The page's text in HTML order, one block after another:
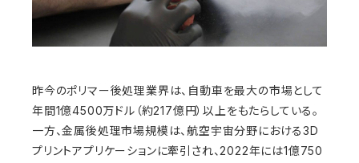
昨今のポリマー後処理業界は、自動車を最大の市場として
年間1億4500万ドル（約217億円）以上をもたらしている。
一方、金属後処理市場規模は、航空宇宙分野における3D
プリントアプリケーションに牽引され、2022年には1億750